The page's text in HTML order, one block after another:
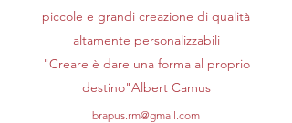
piccole e grandi creazione di qualità
altamente personalizzabili
"Creare è dare una forma al proprio
destino"Albert Camus
brapus.rm@gmail.com